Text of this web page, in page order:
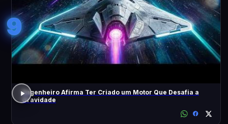
9
Engenheiro Afirma Ter Criado um Motor Que Desafia a
Gravidade